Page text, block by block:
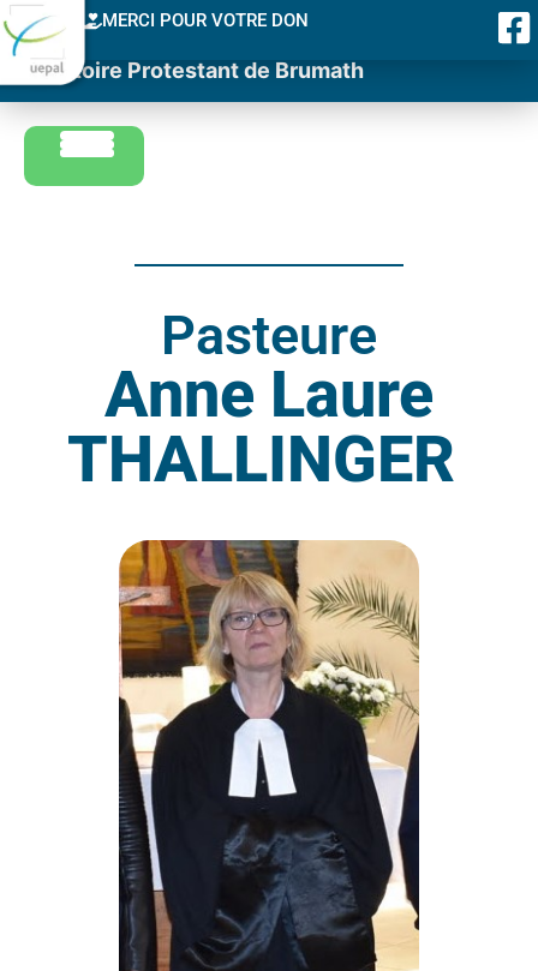
MERCI POUR VOTRE DON
Consistoire Protestant de Brumath
Pasteure
Anne Laure
THALLINGER